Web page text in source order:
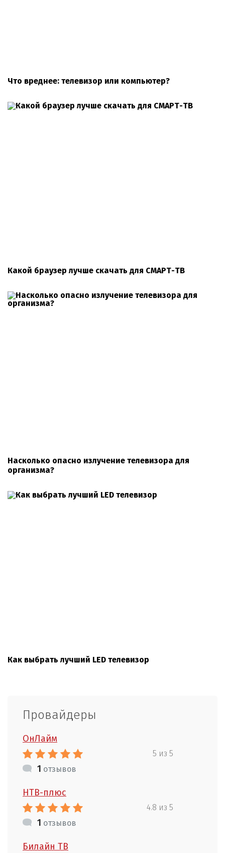
Что вреднее: телевизор или компьютер?
Какой браузер лучше скачать для СМАРТ-ТВ
Насколько опасно излучение телевизора для
организма?
Как выбрать лучший LED телевизор
Провайдеры
ОнЛайм
5 из 5
1 отзывов
НТВ-плюс
4.8 из 5
1 отзывов
Билайн ТВ